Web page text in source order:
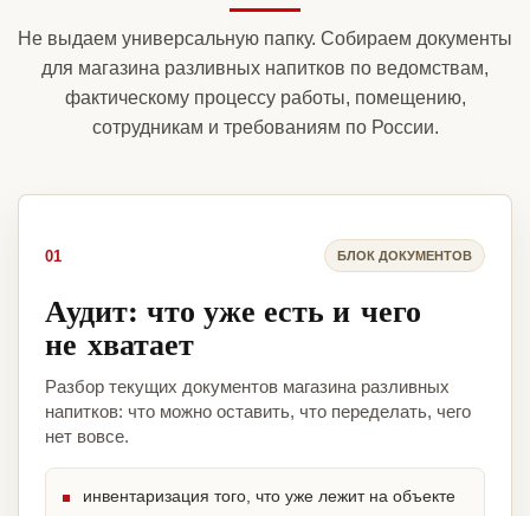
Не выдаем универсальную папку. Собираем документы
для магазина разливных напитков по ведомствам,
фактическому процессу работы, помещению,
сотрудникам и требованиям по России.
01 БЛОК ДОКУМЕНТОВ
Аудит: что уже есть и чего
не хватает
Разбор текущих документов магазина разливных
напитков: что можно оставить, что переделать, чего
нет вовсе.
инвентаризация того, что уже лежит на объекте